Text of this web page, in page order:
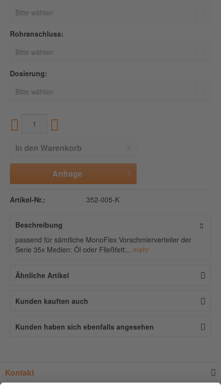
Rohranschluss:
Dosierung:
In den Warenkorb
Anfrage
Artikel-Nr.: 352-005-K
Beschreibung
passend für sämtliche MonoFlex Vorschmierverteiler der
Serie 35x Medien: Öl oder Fließfett... mehr
Ähnliche Artikel
Kunden kauften auch
Kunden haben sich ebenfalls angesehen
Kontakt